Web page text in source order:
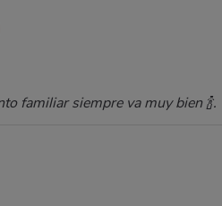
familiar siempre va muy bien 🍾.